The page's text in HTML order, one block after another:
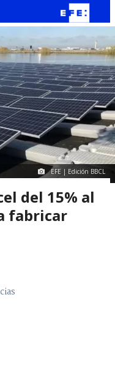
EFE | Edición BBCL
del 15% al
fabricar